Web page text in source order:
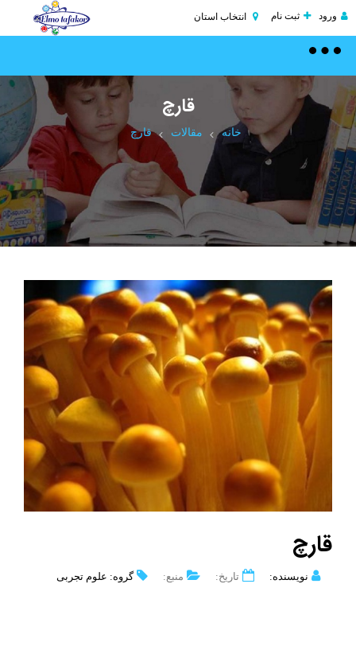
ورود ثبت نام انتخاب استان
Toggle
قارچ
خانه مقالات قارچ
قارچ
نویسنده: تاریخ: منبع: گروه: علوم تجربی